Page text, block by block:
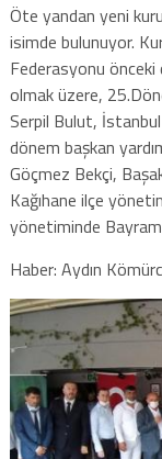
Öte yandan yeni
isimde bulunuyor.
Federasyonu
olmak üzere,
Serpil Bulut,
dönem başkan
Göçmez Bekçi,
Kağıhane ilçe
yönetiminde
Haber: Aydın